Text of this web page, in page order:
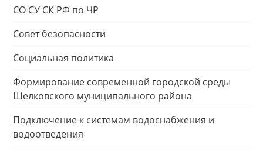
СО СУ СК РФ по ЧР
Совет безопасности
Социальная политика
Формирование современной городской среды
Шелковского муниципального района
Подключение к системам водоснабжения и
водоотведения